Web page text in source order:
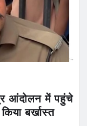
आंदोलन में पहुंचे
बर्खास्त